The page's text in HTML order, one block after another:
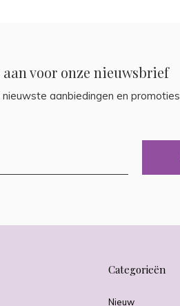
aan voor onze nieuwsbrief
aanbiedingen en promoties
Categorieën
Nieuw